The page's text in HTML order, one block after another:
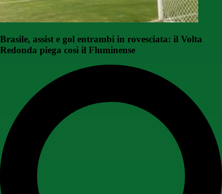
Brasile, assist e gol entrambi in rovesciata: il Volta
Redonda piega così il Fluminense